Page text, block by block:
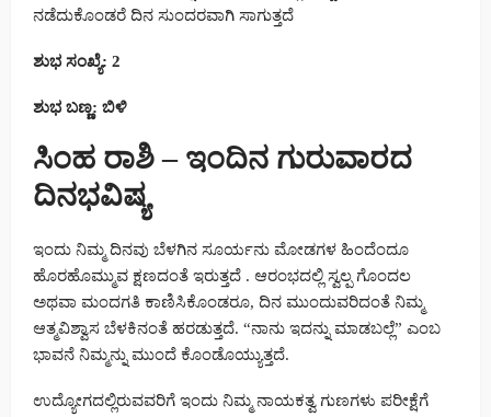
ನಡೆದುಕೊಂಡರೆ ದಿನ ಸುಂದರವಾಗಿ ಸಾಗುತ್ತದೆ
ಶುಭ ಸಂಖ್ಯೆ: 2
ಶುಭ ಬಣ್ಣ: ಬಿಳಿ
ಸಿಂಹ ರಾಶಿ – ಇಂದಿನ ಗುರುವಾರದ
ದಿನಭವಿಷ್ಯ
ಇಂದು ನಿಮ್ಮ ದಿನವು ಬೆಳಗಿನ ಸೂರ್ಯನು ಮೋಡಗಳ ಹಿಂದೆಂದೂ
ಹೊರಹೊಮ್ಮುವ ಕ್ಷಣದಂತೆ ಇರುತ್ತದೆ . ಆರಂಭದಲ್ಲಿ ಸ್ವಲ್ಪ ಗೊಂದಲ
ಅಥವಾ ಮಂದಗತಿ ಕಾಣಿಸಿಕೊಂಡರೂ, ದಿನ ಮುಂದುವರಿದಂತೆ ನಿಮ್ಮ
ಆತ್ಮವಿಶ್ವಾಸ ಬೆಳಕಿನಂತೆ ಹರಡುತ್ತದೆ. “ನಾನು ಇದನ್ನು ಮಾಡಬಲ್ಲೆ” ಎಂಬ
ಭಾವನೆ ನಿಮ್ಮನ್ನು ಮುಂದೆ ಕೊಂಡೊಯ್ಯುತ್ತದೆ.
ಉದ್ಯೋಗದಲ್ಲಿರುವವರಿಗೆ ಇಂದು ನಿಮ್ಮ ನಾಯಕತ್ವ ಗುಣಗಳು ಪರೀಕ್ಷೆಗೆ